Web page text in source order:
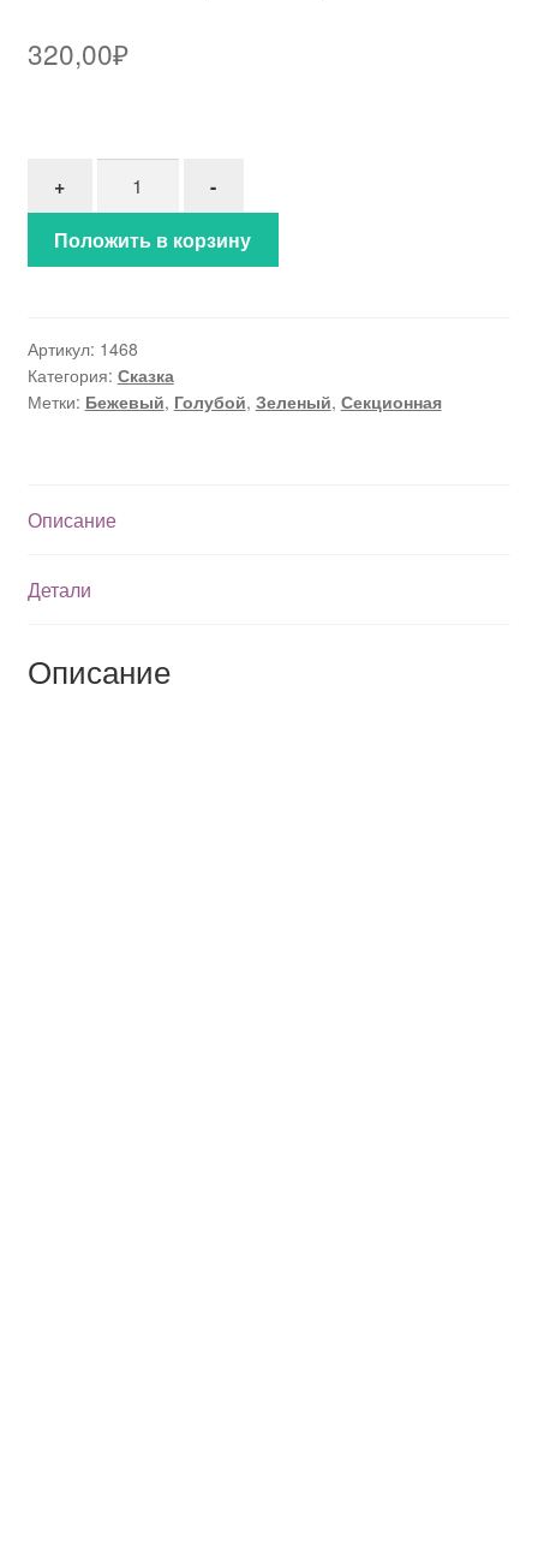
320,00₽
+
-
Положить в корзину
Артикул: 1468
Категория: Сказка
Метки: Бежевый, Голубой, Зеленый, Секционная
Описание
Детали
Описание